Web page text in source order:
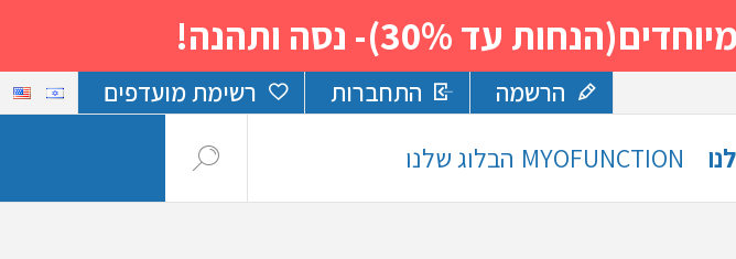
עד 30%)- נסה ותהנה!
הרשמה התחברות רשימת מועדפים
MYOFUNCTION הבלוג שלנו